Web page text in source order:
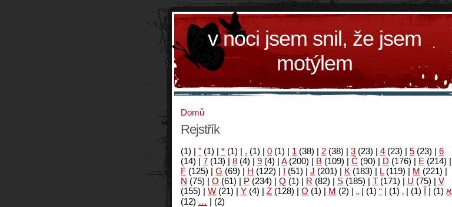
v noci jsem snil, že jsem
motýlem
Domů
Rejstřík
(1) | " (1) | * (1) | . (1) | 0 (1) | 1 (38) | 2 (38) | 3 (23) | 4 (23) | 5 (23) | 6
(14) | 7 (13) | 8 (4) | 9 (4) | A(200) | B (109) | Č (90) | D (176) | E (214) |
F (125) | G (69) | H (122) | I (51) | J (201) | K (183) | L(119) | M (221) |
N (75) | O (61) | P (234) | Q (1) | R (82) | S (185) | T (171) | U (75) | V
(155) | W (21) | Y (4) | Z (128) | Ο (1) | М (2) | א (1)
| آ (1)
|
‚
(1)
|
“
(1)
|
„
(2)
|
…
(12)